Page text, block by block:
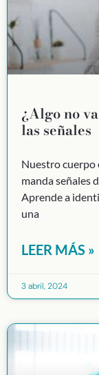
¿Algo no
las señales
Nuestro cuerpo
manda señales
Aprende a
una
LEER MÁS »
3 abril, 2024